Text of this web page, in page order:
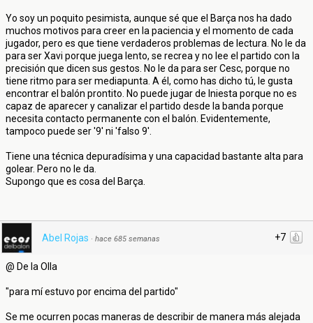
Yo soy un poquito pesimista, aunque sé que el Barça nos ha dado
muchos motivos para creer en la paciencia y el momento de cada
jugador, pero es que tiene verdaderos problemas de lectura. No le da
para ser Xavi porque juega lento, se recrea y no lee el partido con la
precisión que dicen sus gestos. No le da para ser Cesc, porque no
tiene ritmo para ser mediapunta. A él, como has dicho tú, le gusta
encontrar el balón prontito. No puede jugar de Iniesta porque no es
capaz de aparecer y canalizar el partido desde la banda porque
necesita contacto permanente con el balón. Evidentemente,
tampoco puede ser '9' ni 'falso 9'.
Tiene una técnica depuradísima y una capacidad bastante alta para
golear. Pero no le da.
Supongo que es cosa del Barça.
+7
Abel Rojas · hace 685 semanas
@ De la Olla
"para mí estuvo por encima del partido"
Se me ocurren pocas maneras de describir de manera más alejada